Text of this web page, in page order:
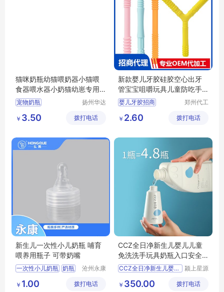
猫咪奶瓶幼猫喂奶器小猫喂
食器喂水器小奶猫幼崽专用
奶嘴宠物用品
宠物奶瓶
扬州华达
制造有限
￥ 3.50 拨打电话
新款婴儿牙胶硅胶空心出牙
管宝宝咀嚼玩具儿童防吃手
磨牙棒招商代理 定制批发
婴儿牙胶招商
防吃手磨牙棒批发
硅胶牙膏代理
郑州代工
技有限公
￥ 2.60 拨打电话
新生儿一次性小儿奶瓶 哺育
喂养用瓶子 可带奶嘴
一次性小儿奶瓶 奶瓶
沧州永康
有限公司
￥ 1.00 拨打电话
CCZ全日净新生儿婴儿儿童
免洗洗手玩具奶瓶入口安全
消毒液补充装
CCZ全日净新生儿婴儿儿
颍上星源
有限公司
￥ 350.00 拨打电话